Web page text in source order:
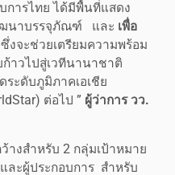
การไทย ได้มีพื้นที่แสดง
ฒนาบรรจุภัณฑ์ และ เพื่อ
ซึ่งจะช่วยเตรียมความพร้อม
าวไปสู่เวทีนานาชาติ
ระดับภูมิภาคเอเชีย
ต่อไป ” ผู้ว่าการ วว.
างสำหรับ 2 กลุ่มเป้าหมาย
ะผู้ประกอบการ สำหรับ